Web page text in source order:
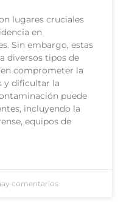
lugares cruciales
en
Sin embargo, estas
diversos tipos de
comprometer la
y dificultar la
puede
incluyendo la
equipos de
comentarios